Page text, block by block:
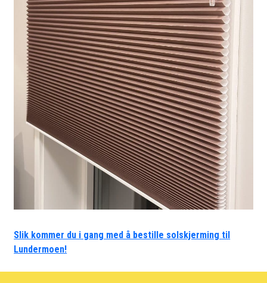
Slik kommer du i gang med å bestille solskjerming til
Lundermoen!